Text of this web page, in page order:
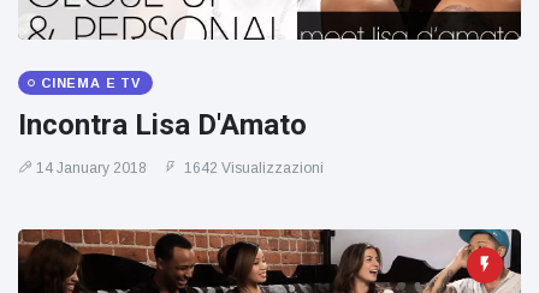
CINEMA E TV
Incontra Lisa D'Amato
14 January 2018 1642 Visualizzazioni